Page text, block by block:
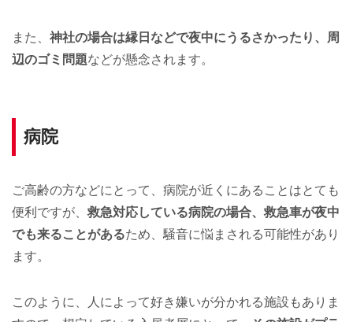
また、 神社の場合は縁日などで夜中にうるさかったり、周
辺のゴミ問題などが懸念されます。
病院
ご高齢の方などにとって、病院が近くにあることはとても
便利ですが、救急対応している病院の場合、救急車が夜中
でも来ることがあるため、騒音に悩まされる可能性があり
ます。
このように、人によって好き嫌いが分かれる施設もありま